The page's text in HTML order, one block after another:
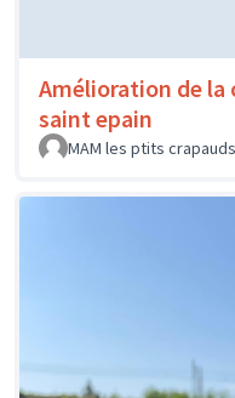
Amélioration de la
saint epain
MAM les ptits crapauds